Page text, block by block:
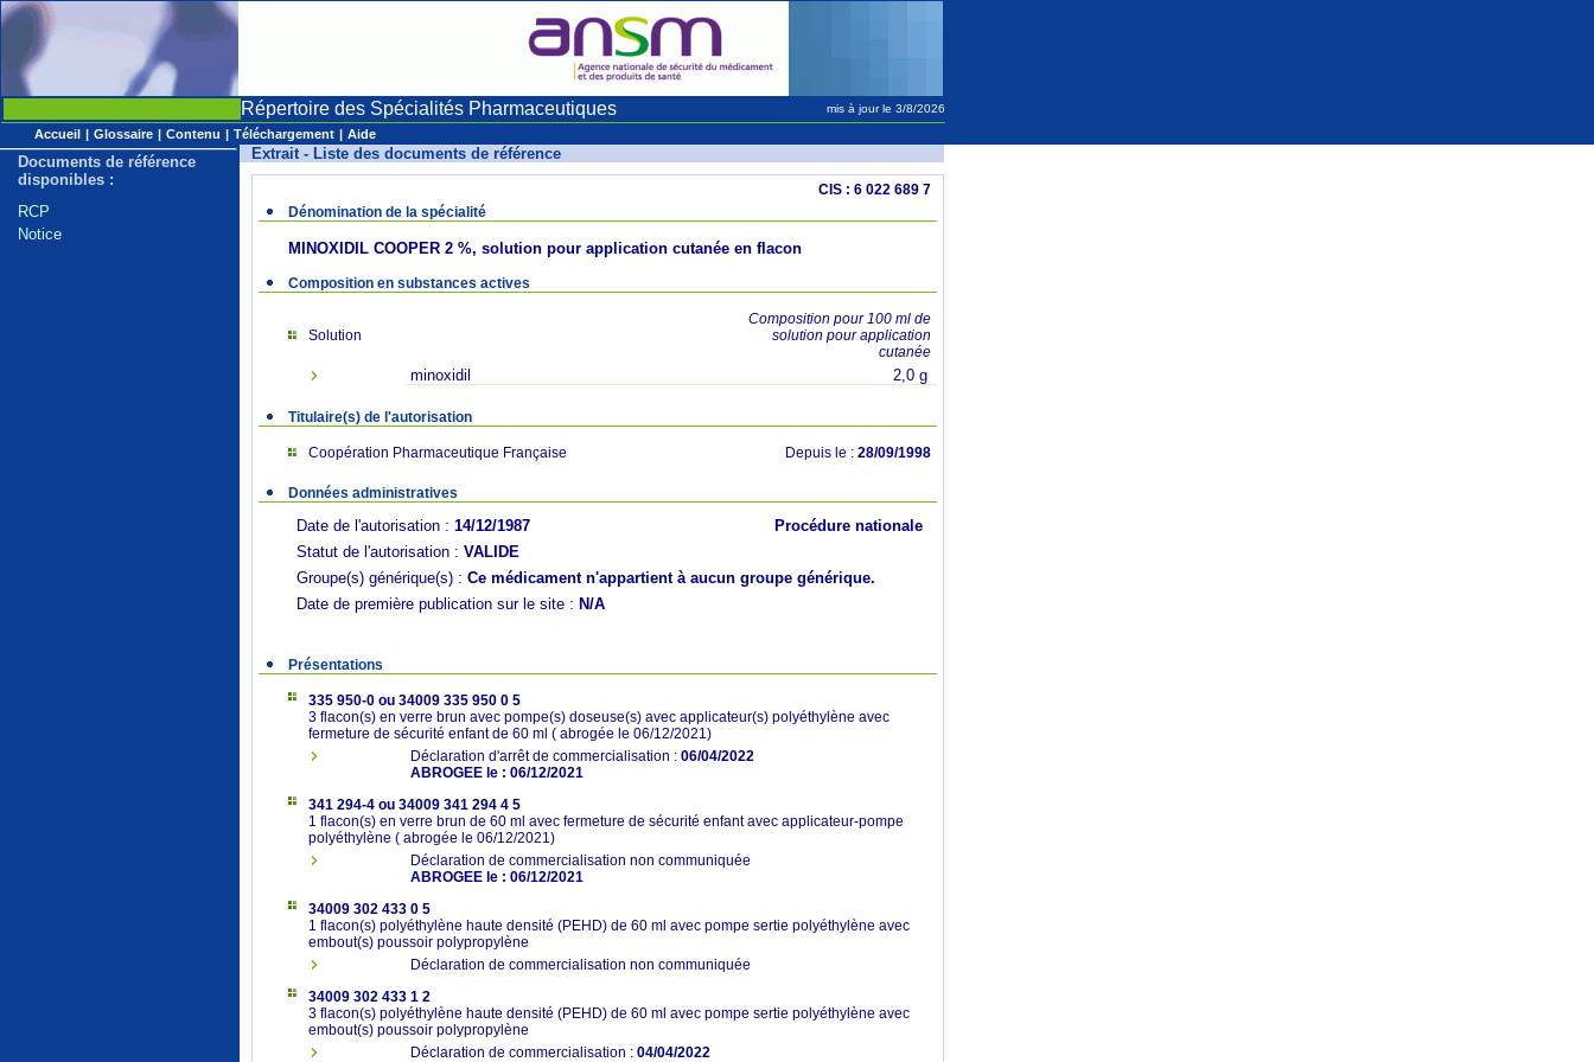
Répertoire des Spécialités Pharmaceutiques mis à jour le 3/8/2026
Accueil | Glossaire | Contenu | Téléchargement | Aide
Documents de référence
disponibles :
RCP
Notice
Extrait - Liste des documents de référence
CIS : 6 022 689 7
Dénomination de la spécialité
MINOXIDIL COOPER 2 %, solution pour application cutanée en flacon
Composition en substances actives
Solution
Composition pour 100 ml de
solution pour application
cutanée
minoxidil 2,0 g
Titulaire(s) de l'autorisation
Coopération Pharmaceutique Française Depuis le : 28/09/1998
Données administratives
Date de l'autorisation : 14/12/1987
Procédure nationale
Statut de l'autorisation : VALIDE
Groupe(s) générique(s) : Ce médicament n'appartient à aucun groupe générique.
Date de première publication sur le site : N/A
Présentations
335 950-0 ou 34009 335 950 0 5
3 flacon(s) en verre brun avec pompe(s) doseuse(s) avec applicateur(s) polyéthylène avec
fermeture de sécurité enfant de 60 ml ( abrogée le 06/12/2021)
Déclaration d'arrêt de commercialisation : 06/04/2022
ABROGEE le : 06/12/2021
341 294-4 ou 34009 341 294 4 5
1 flacon(s) en verre brun de 60 ml avec fermeture de sécurité enfant avec applicateur-pompe
polyéthylène ( abrogée le 06/12/2021)
Déclaration de commercialisation non communiquée
ABROGEE le : 06/12/2021
34009 302 433 0 5
1 flacon(s) polyéthylène haute densité (PEHD) de 60 ml avec pompe sertie polyéthylène avec
embout(s) poussoir polypropylène
Déclaration de commercialisation non communiquée
34009 302 433 1 2
3 flacon(s) polyéthylène haute densité (PEHD) de 60 ml avec pompe sertie polyéthylène avec
embout(s) poussoir polypropylène
Déclaration de commercialisation : 04/04/2022